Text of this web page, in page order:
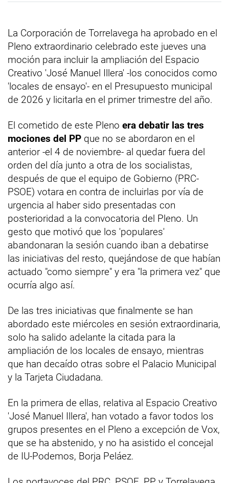
La Corporación de Torrelavega ha aprobado en el
Pleno extraordinario celebrado este jueves una
moción para incluir la ampliación del Espacio
Creativo 'José Manuel Illera' -los conocidos como
'locales de ensayo'- en el Presupuesto municipal
de 2026 y licitarla en el primer trimestre del año.
El cometido de este Pleno era debatir las tres
mociones del PP que no se abordaron en el
anterior -el 4 de noviembre- al quedar fuera del
orden del día junto a otra de los socialistas,
después de que el equipo de Gobierno (PRC-
PSOE) votara en contra de incluirlas por vía de
urgencia al haber sido presentadas con
posterioridad a la convocatoria del Pleno. Un
gesto que motivó que los 'populares'
abandonaran la sesión cuando iban a debatirse
las iniciativas del resto, quejándose de que habían
actuado "como siempre" y era "la primera vez" que
ocurría algo así.
De las tres iniciativas que finalmente se han
abordado este miércoles en sesión extraordinaria,
solo ha salido adelante la citada para la
ampliación de los locales de ensayo, mientras
que han decaído otras sobre el Palacio Municipal
y la Tarjeta Ciudadana.
En la primera de ellas, relativa al Espacio Creativo
'José Manuel Illera', han votado a favor todos los
grupos presentes en el Pleno a excepción de Vox,
que se ha abstenido, y no ha asistido el concejal
de IU-Podemos, Borja Peláez.